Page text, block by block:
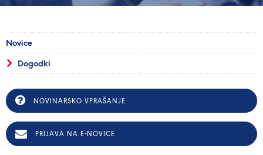
Novice
Dogodki
NOVINARSKO VPRAŠANJE
PRIJAVA NA E-NOVICE